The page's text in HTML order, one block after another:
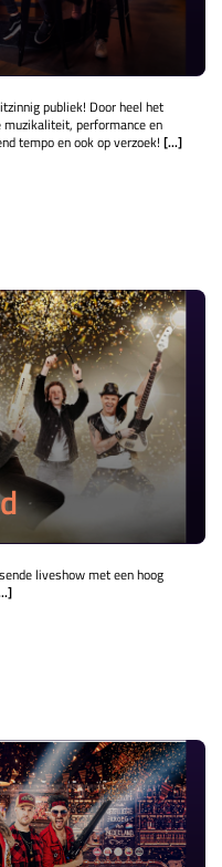
publiek! Door heel het
muzikaliteit, performance en
tempo en ook op verzoek! [...]
liveshow met een hoog